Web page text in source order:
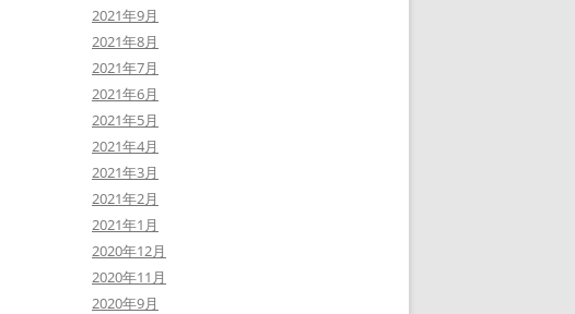
2021年9月
2021年8月
2021年7月
2021年6月
2021年5月
2021年4月
2021年3月
2021年2月
2021年1月
2020年12月
2020年11月
2020年9月